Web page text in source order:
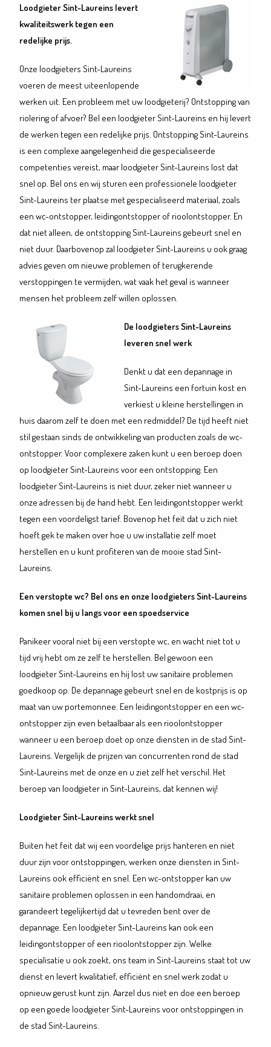
Loodgieter Sint-Laureins levert
kwaliteitswerk tegen een
redelijke prijs.
Onze loodgieters Sint-Laureins
voeren de meest uiteenlopende
werken uit. Een probleem met uw loodgieterij? Ontstopping van
riolering of afvoer? Bel een loodgieter Sint-Laureins en hij levert
de werken tegen een redelijke prijs. Ontstopping Sint-Laureins
is een complexe aangelegenheid die gespecialiseerde
competenties vereist, maar loodgieter Sint-Laureins lost dat
snel op. Bel ons en wij sturen een professionele loodgieter
Sint-Laureins ter plaatse met gespecialiseerd materiaal, zoals
een wc-ontstopper, leidingontstopper of rioolontstopper. En
dat niet alleen, de ontstopping Sint-Laureins gebeurt snel en
niet duur. Daarbovenop zal loodgieter Sint-Laureins u ook graag
advies geven om nieuwe problemen of terugkerende
verstoppingen te vermijden, wat vaak het geval is wanneer
mensen het probleem zelf willen oplossen.
De loodgieters Sint-Laureins
leveren snel werk
Denkt u dat een depannage in
Sint-Laureins een fortuin kost en
verkiest u kleine herstellingen in
huis daarom zelf te doen met een redmiddel? De tijd heeft niet
stil gestaan sinds de ontwikkeling van producten zoals de wc-
ontstopper. Voor complexere zaken kunt u een beroep doen
op loodgieter Sint-Laureins voor een ontstopping. Een
loodgieter Sint-Laureins is niet duur, zeker niet wanneer u
onze adressen bij de hand hebt. Een leidingontstopper werkt
tegen een voordeligst tarief. Bovenop het feit dat u zich niet
hoeft gek te maken over hoe u uw installatie zelf moet
herstellen en u kunt profiteren van de mooie stad Sint-
Laureins.
Een verstopte wc? Bel ons en onze loodgieters Sint-Laureins
komen snel bij u langs voor een spoedservice
Panikeer vooral niet bij een verstopte wc, en wacht niet tot u
tijd vrij hebt om ze zelf te herstellen. Bel gewoon een
loodgieter Sint-Laureins en hij lost uw sanitaire problemen
goedkoop op. De depannage gebeurt snel en de kostprijs is op
maat van uw portemonnee. Een leidingontstopper en een wc-
ontstopper zijn even betaalbaar als een rioolontstopper
wanneer u een beroep doet op onze diensten in de stad Sint-
Laureins. Vergelijk de prijzen van concurrenten rond de stad
Sint-Laureins met de onze en u ziet zelf het verschil. Het
beroep van loodgieter in Sint-Laureins, dat kennen wij!
Loodgieter Sint-Laureins werkt snel
Buiten het feit dat wij een voordelige prijs hanteren en niet
duur zijn voor ontstoppingen, werken onze diensten in Sint-
Laureins ook efficiënt en snel. Een wc-ontstopper kan uw
sanitaire problemen oplossen in een handomdraai, en
garandeert tegelijkertijd dat u tevreden bent over de
depannage. Een loodgieter Sint-Laureins kan ook een
leidingontstopper of een rioolontstopper zijn. Welke
specialisatie u ook zoekt, ons team in Sint-Laureins staat tot uw
dienst en levert kwalitatief, efficiënt en snel werk zodat u
opnieuw gerust kunt zijn. Aarzel dus niet en doe een beroep
op een goede loodgieter Sint-Laureins voor ontstoppingen in
de stad Sint-Laureins.